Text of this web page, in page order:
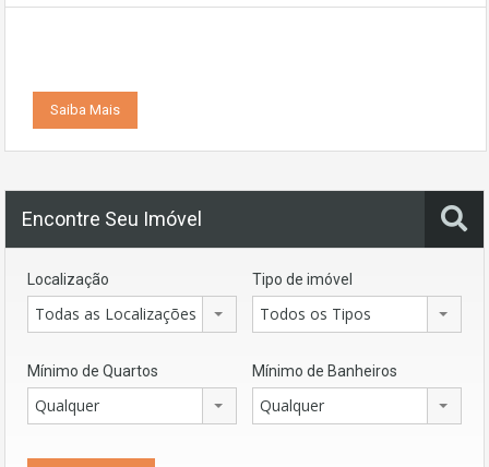
Saiba Mais
Encontre Seu Imóvel
Localização
Todas as Localizações
Tipo de imóvel
Todos os Tipos
Mínimo de Quartos
Qualquer
Mínimo de Banheiros
Qualquer